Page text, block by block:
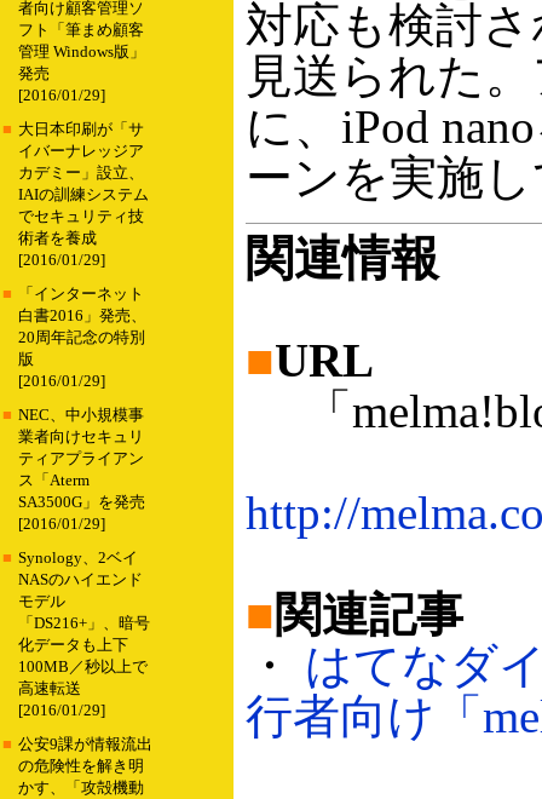
者向け顧客管理ソ
フト「筆まめ顧客
管理 Windows版」
発売
[2016/01/29]
■ 大日本印刷が「サ
イバーナレッジア
カデミー」設立、
IAIの訓練システム
でセキュリティ技
術者を養成
[2016/01/29]
■
「インターネット
白書2016」発売、
20周年記念の特別
版
[2016/01/29]
■ NEC、中小規模事
業者向けセキュリ
ティアプライアン
ス「Aterm
SA3500G」を発売
[2016/01/29]
■ Synology、2ベイ
NASのハイエンド
モデル
「DS216+」、暗号
化データも上下
100MB／秒以上で
高速転送
[2016/01/29]
■ 公安9課が情報流出
の危険性を解き明
かす、「攻殻機動
対応も検討
見送られた
に、iPod
ーンを実施
関連情報
■URL
「
http://
■関連記事
・ はてなダ
行者向け「